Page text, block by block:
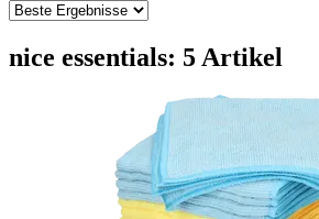
nice essentials: 5 Artikel